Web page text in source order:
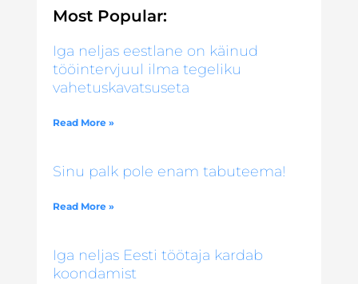
Most Popular:
Iga neljas eestlane on käinud
tööintervjuul ilma tegeliku
vahetuskavatsuseta
Read More »
Sinu palk pole enam tabuteema!
Read More »
Iga neljas Eesti töötaja kardab
koondamist